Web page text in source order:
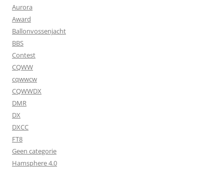
Aurora
Award
Ballonvossenjacht
BBS
Contest
CQWW
cqwwcw
CQWWDX
DMR
DX
DXCC
FT8
Geen categorie
Hamsphere 4.0